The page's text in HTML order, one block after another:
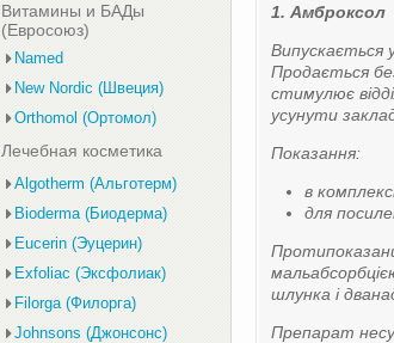
1. Амброксол
Випускається
Продається
стимулює
усунути
Показання:
в
для
шлунка і
Препарат
Витамины и БАДы
(Евросоюз)
Named
New Nordic (Швеция)
Orthomol (Ортомол)
Лечебная косметика
Algotherm (Альготерм)
Bioderma (Биодерма)
Eucerin (Эуцерин)
Exfoliac (Эксфолиак)
Filorga (Филорга)
Johnsons (Джонсонс)